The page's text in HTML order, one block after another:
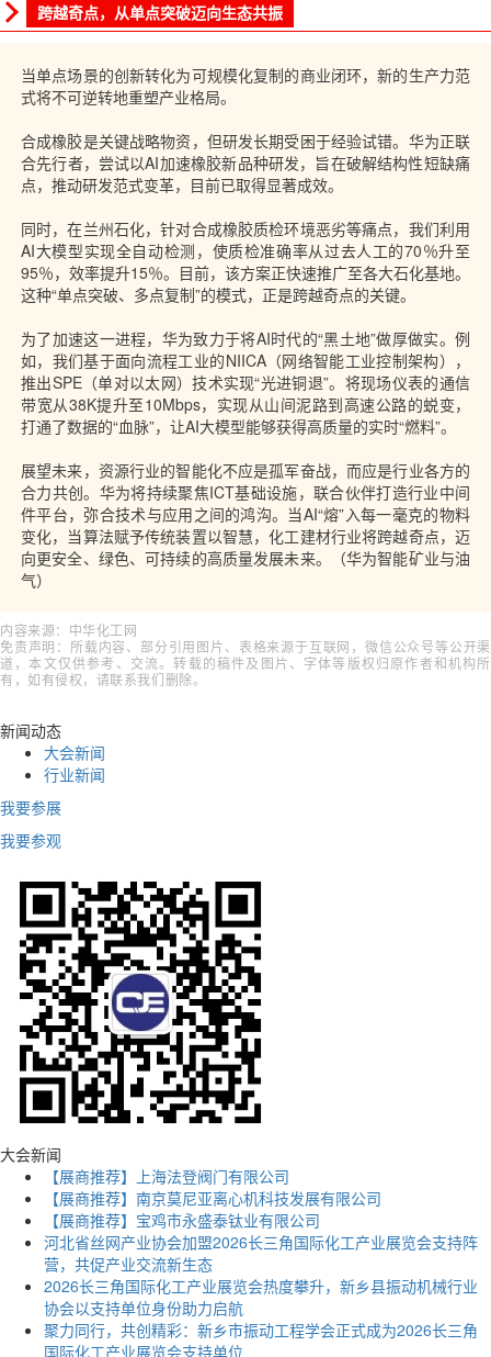
跨越奇点，从单点突破迈向生态共振
当单点场景的创新转化为可规模化复制的商业闭环，新的生产力范
式将不可逆转地重塑产业格局。
合成橡胶是关键战略物资，但研发长期受困于经验试错。华为正联
合先行者，尝试以AI加速橡胶新品种研发，旨在破解结构性短缺痛
点，推动研发范式变革，目前已取得显著成效。
同时，在兰州石化，针对合成橡胶质检环境恶劣等痛点，我们利用
AI大模型实现全自动检测，使质检准确率从过去人工的70％升至
95％，效率提升15％。目前，该方案正快速推广至各大石化基地。
这种“单点突破、多点复制”的模式，正是跨越奇点的关键。
为了加速这一进程，华为致力于将AI时代的“黑土地”做厚做实。例
如，我们基于面向流程工业的NIICA（网络智能工业控制架构），
推出SPE（单对以太网）技术实现“光进铜退”。将现场仪表的通信
带宽从38K提升至10Mbps，实现从山间泥路到高速公路的蜕变，
打通了数据的“血脉”，让AI大模型能够获得高质量的实时“燃料”。
展望未来，资源行业的智能化不应是孤军奋战，而应是行业各方的
合力共创。华为将持续聚焦ICT基础设施，联合伙伴打造行业中间
件平台，弥合技术与应用之间的鸿沟。当AI“熔”入每一毫克的物料
变化，当算法赋予传统装置以智慧，化工建材行业将跨越奇点，迈
向更安全、绿色、可持续的高质量发展未来。（华为智能矿业与油
气）
内容来源：中华化工网
免责声明：所载内容、部分引用图片、表格来源于互联网，微信公众号等公开渠
道，本文仅供参考、交流。转载的稿件及图片、字体等版权归原作者和机构所
有，如有侵权，请联系我们删除。
新闻动态
大会新闻
行业新闻
我要参展
我要参观
大会新闻
【展商推荐】上海法登阀门有限公司
【展商推荐】南京莫尼亚离心机科技发展有限公司
【展商推荐】宝鸡市永盛泰钛业有限公司
河北省丝网产业协会加盟2026长三角国际化工产业展览会支持阵
营，共促产业交流新生态
2026长三角国际化工产业展览会热度攀升，新乡县振动机械行业
协会以支持单位身份助力启航
聚力同行，共创精彩：新乡市振动工程学会正式成为2026长三角
国际化工产业展览会支持单位